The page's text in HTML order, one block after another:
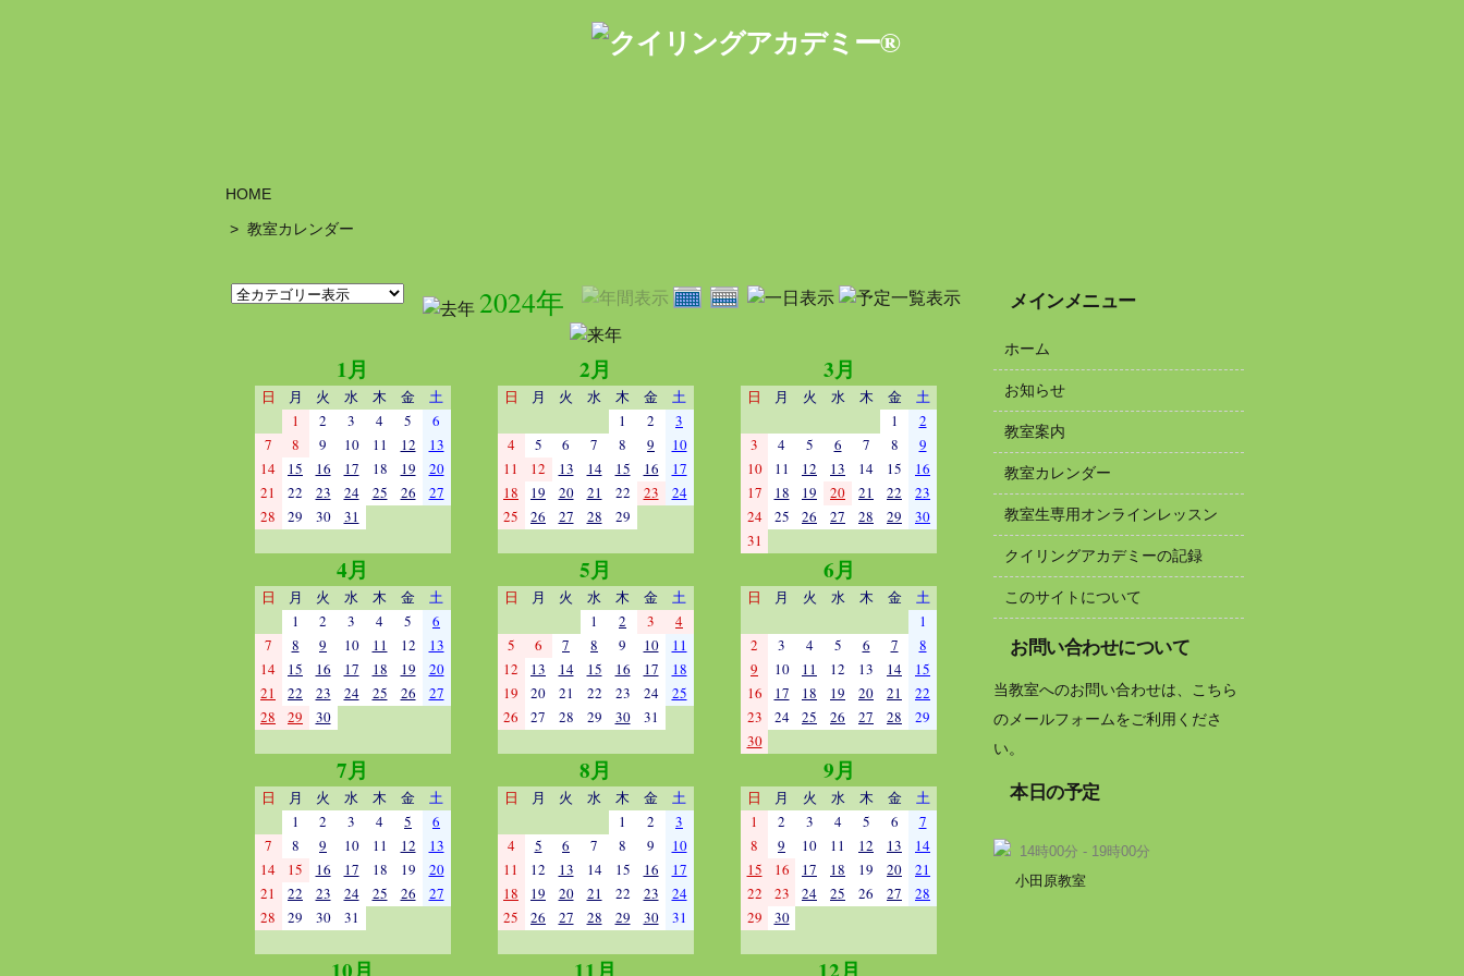
HOME
> 教室カレンダー
2024年
1月
日 月 火 水 木 金
土
1
2 3 4 5
6
7
8 9 10 11 12
13
14
15 16 17 18 19
20
21
22 23 24 25 26
27
28
29 30 31
2月
日 月 火 水 木 金
土
1
2
3
4
5 6 7 8 9
10
11
12 13 14 15 16
17
18
19 20 21 22 23
24
25
26 27 28 29
3月
日 月 火 水 木 金
土
1
2
3
4 5 6 7 8
9
10
11 12 13 14 15
16
17
18 19 20 21 22
23
24
25 26 27 28 29
30
31
4月
日 月 火 水 木 金
土
1
2 3 4 5
6
7
8 9 10 11 12
13
14
15 16 17 18 19
20
21
22 23 24 25 26
27
28
29 30
5月
日 月 火 水 木 金
土
1
2 3
4
5
6 7 8 9 10
11
12
13 14 15 16 17
18
19
20 21 22 23 24
25
26
27 28 29 30 31
6月
日 月 火 水 木 金
土
1
2
3 4 5 6 7
8
9
10 11 12 13 14
15
16
17 18 19 20 21
22
23
24 25 26 27 28
29
30
7月
日 月 火 水 木 金
土
1
2 3 4 5
6
7
8 9 10 11 12
13
14
15 16 17 18 19
20
21
22 23 24 25 26
27
28
29 30 31
8月
日 月 火 水 木 金
土
1
2
3
4
5 6 7 8 9
10
11
12 13 14 15 16
17
18
19 20 21 22 23
24
25
26 27 28 29 30 31
9月
日 月 火 水 木 金
土
1
2 3 4 5 6
7
8
9 10 11 12 13
14
15
16 17 18 19 20
21
22
23 24 25 26 27
28
29
30
メインメニュー
ホーム
お知らせ
教室案内
教室カレンダー
教室生専用オンラインレッスン
クイリングアカデミーの記録
このサイトについて
お問い合わせについて
当教室へのお問い合わせは、こちら
のメールフォームをご利用くださ
い。
本日の予定
14時00分 - 19時00分
小田原教室